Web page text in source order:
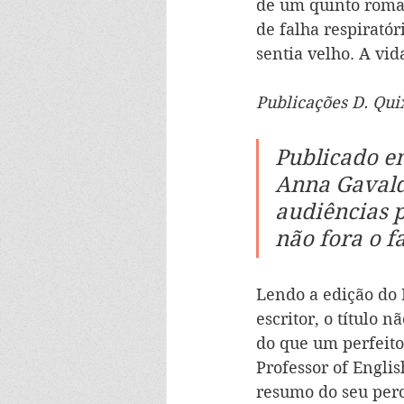
de um quinto
de falha
sentia velho. A
Publicações D.
Publicado
Anna
audiências
não fora o
Lendo a edição
escritor, o título
do que um
Professor of
resumo do seu